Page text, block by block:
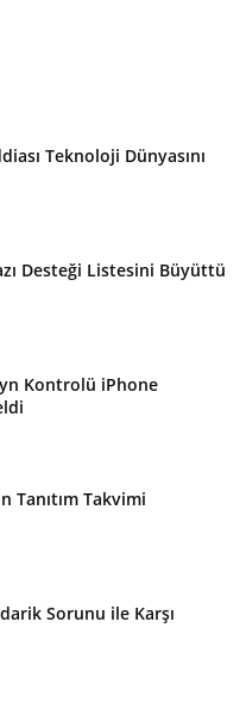
Teknoloji Dünyasını
Desteği Listesini Büyüttü
Kontrolü iPhone
Tanıtım Takvimi
Sorunu ile Karşı